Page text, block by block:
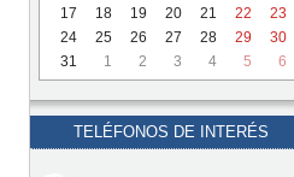
17
18 19 20 21 22
23
24
25 26 27 28 29
30
31
1 2 3 4 5 6
TELÉFONOS DE INTERÉS